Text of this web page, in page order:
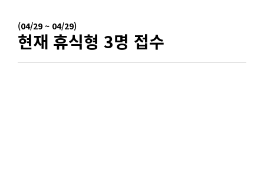
(04/29 ~ 04/29)
현재 휴식형 3명 접수